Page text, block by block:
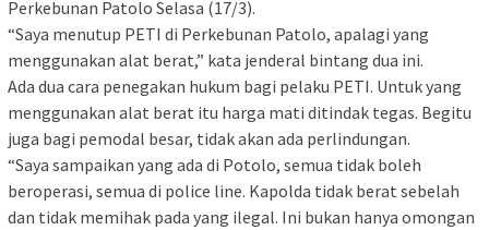
Perkebunan Patolo Selasa (17/3).
“Saya menutup PETI di Perkebunan Patolo, apalagi yang
menggunakan alat berat,” kata jenderal bintang dua ini.
Ada dua cara penegakan hukum bagi pelaku PETI. Untuk yang
menggunakan alat berat itu harga mati ditindak tegas. Begitu
juga bagi pemodal besar, tidak akan ada perlindungan.
“Saya sampaikan yang ada di Potolo, semua tidak boleh
beroperasi, semua di police line. Kapolda tidak berat sebelah
dan tidak memihak pada yang ilegal. Ini bukan hanya omongan